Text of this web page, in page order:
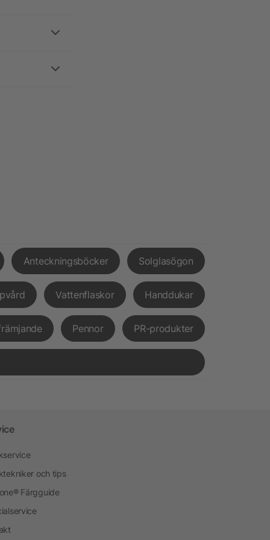
Anteckningsböcker Solglasögon
Vattenflaskor Handdukar
Pennor PR-produkter
och tips
Färgguide